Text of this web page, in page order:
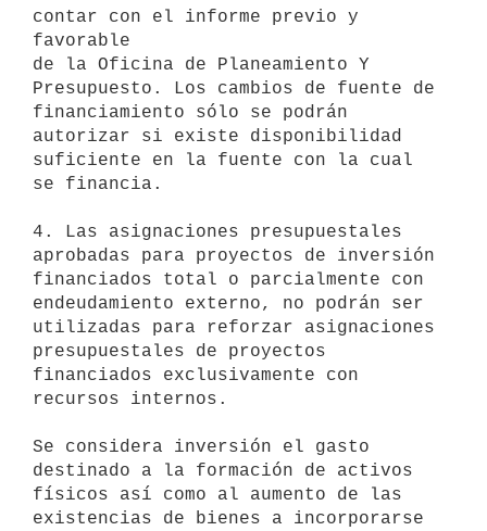
contar con el informe previo y
favorable
de la Oficina de Planeamiento Y
Presupuesto. Los cambios de fuente de
financiamiento sólo se podrán
autorizar si existe disponibilidad
suficiente en la fuente con la cual
se financia.
4. Las asignaciones presupuestales
aprobadas para proyectos de inversión
financiados total o parcialmente con
endeudamiento externo, no podrán ser
utilizadas para reforzar asignaciones
presupuestales de proyectos
financiados exclusivamente con
recursos internos.
Se considera inversión el gasto
destinado a la formación de activos
físicos así como al aumento de las
existencias de bienes a incorporarse